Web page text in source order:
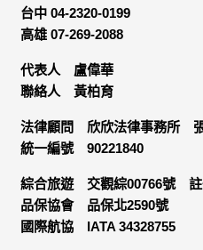
台中 04-2320-0199
高雄 07-269-2088
代表人 盧偉華
聯絡人 黃柏育
法律顧問 欣欣法律事務所
統一編號 90221840
綜合旅遊 交觀綜00766號
品保協會 品保北2590號
國際航協 IATA 34328755